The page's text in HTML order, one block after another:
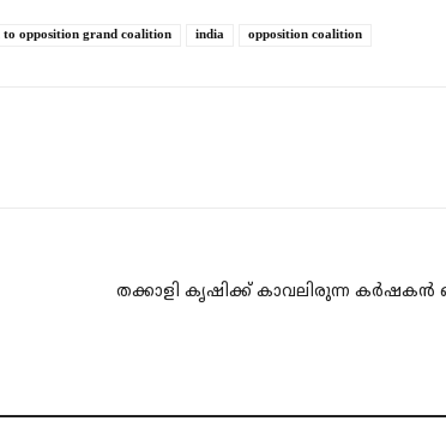
opposition grand coalition india opposition coalition
തക്കാളി കൃഷിക്ക് കാവലിരുന്ന കര്‍ഷകൻ